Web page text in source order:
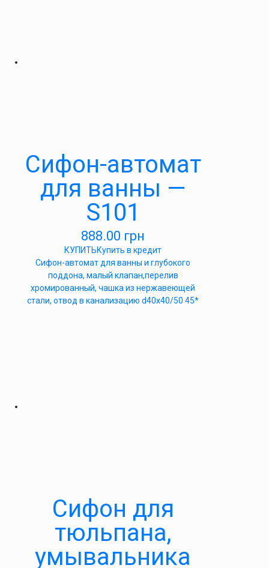
Cифон-автомат
для ванны —
S101
888.00 грн
КУПИТЬКупить в кредит
Сифон-автомат для ванны и глубокого
поддона, малый клапан,перелив
хромированный, чашка из нержавеющей
стали, отвод в канализацию d40x40/50 45*
Сифон для
тюльпана,
умывальника